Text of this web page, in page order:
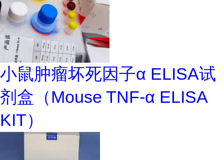
小鼠肿瘤坏死因子α ELISA试
剂盒（Mouse TNF-α ELISA
KIT）